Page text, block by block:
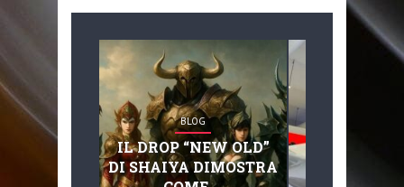
BLOG
IL DROP “NEW OLD”
DI SHAIYA DIMOSTRA